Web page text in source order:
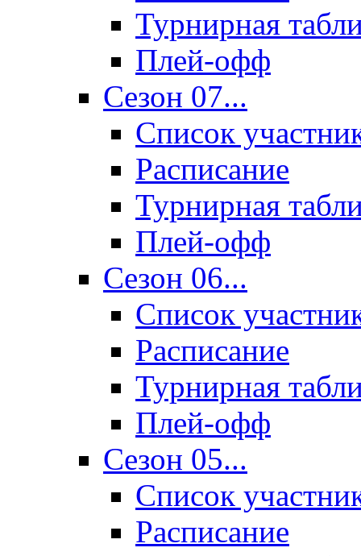
Турнирная
Плей-офф
Сезон 07...
Список
Расписание
Турнирная
Плей-офф
Сезон 06...
Список
Расписание
Турнирная
Плей-офф
Сезон 05...
Список
Расписание